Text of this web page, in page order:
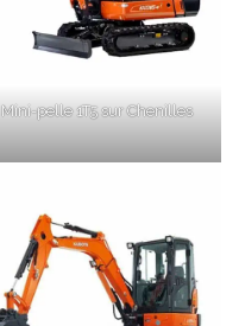
Mini-pelle 1T5 sur Chenilles